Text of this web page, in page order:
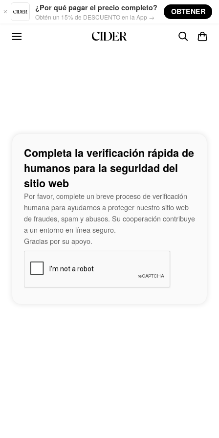
Skip to main content
¿Por qué pagar el precio completo?
Obtén un 15% de DESCUENTO en la App →
OBTENER
Completa la verificación rápida de
humanos para la seguridad del
sitio web
Por favor, complete un breve proceso de verificación
humana para ayudarnos a proteger nuestro sitio web
de fraudes, spam y abusos. Su cooperación contribuye
a un entorno en línea seguro.
Gracias por su apoyo.